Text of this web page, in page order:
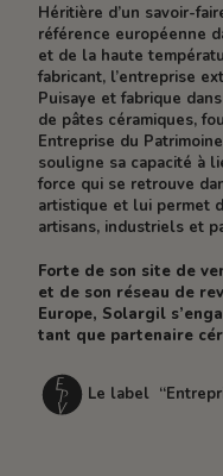
Héritière d’un savoir-
référence européenne
et de la haute
fabricant, l’entreprise
Puisaye et fabrique
de pâtes céramiques,
Entreprise du
souligne sa capacité à
force qui se retrouve
artistique et lui permet
artisans, industriels et
Forte de son site de
et de son réseau de
Europe, Solargil
tant que partenaire
Le label